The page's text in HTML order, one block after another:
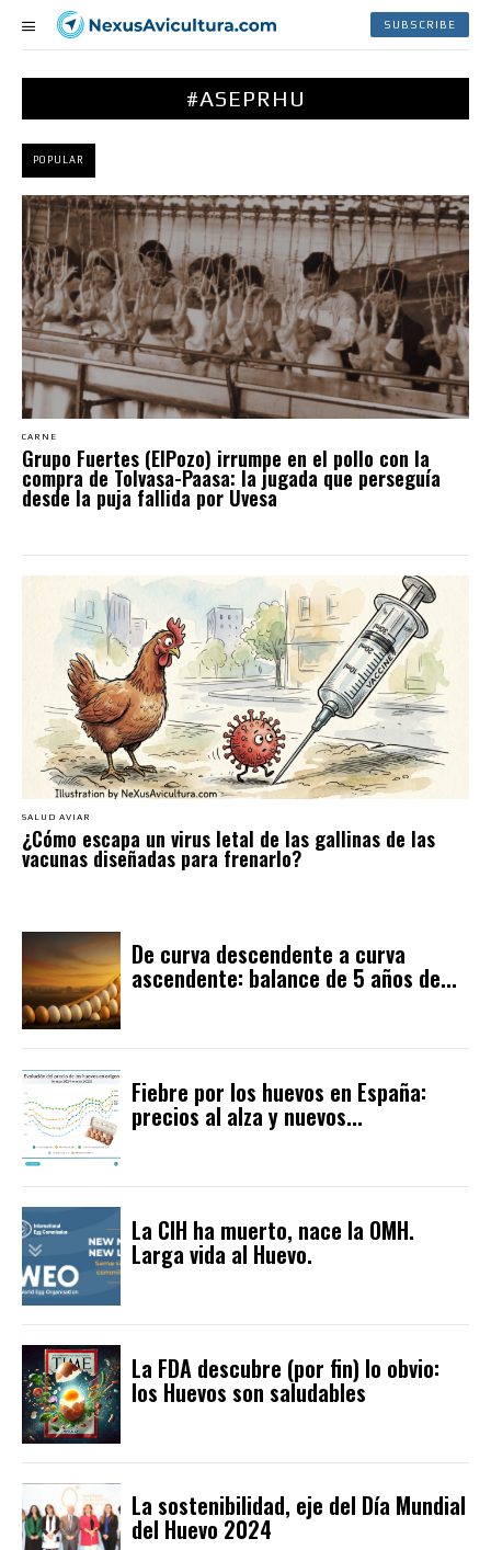
SUBSCRIBE
#ASEPRHU
POPULAR
CARNE
Grupo Fuertes (ElPozo) irrumpe en el pollo con la
compra de Tolvasa-Paasa: la jugada que perseguía
desde la puja fallida por Uvesa
SALUD AVIAR
¿Cómo escapa un virus letal de las gallinas de las
vacunas diseñadas para frenarlo?
De curva descendente a curva
ascendente: balance de 5 años de...
Fiebre por los huevos en España:
precios al alza y nuevos...
La CIH ha muerto, nace la OMH.
Larga vida al Huevo.
La FDA descubre (por fin) lo obvio:
los Huevos son saludables
La sostenibilidad, eje del Día Mundial
del Huevo 2024